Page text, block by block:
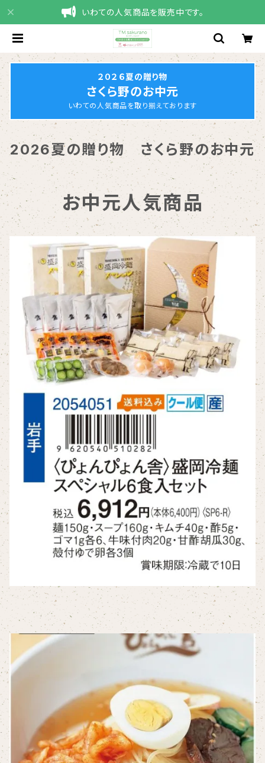
いわての人気商品を販売中です。
２０２６夏の贈り物
さくら野のお中元
いわての人気商品を取り揃えております
2026夏の贈り物 さくら野のお中元
お中元人気商品